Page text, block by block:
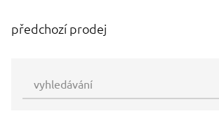
předchozí prodej